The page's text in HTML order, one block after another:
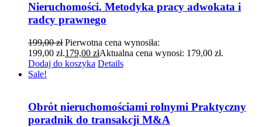
Nieruchomości. Metodyka pracy adwokata i
radcy prawnego
199,00zł Pierwotna cena wynosiła:
199,00 zł.179,00 złAktualna cena wynosi: 179,00 zł.
Dodaj do koszyka Details
Sale!
Obrót nieruchomościami rolnymi Praktyczny
poradnik do transakcji M&A